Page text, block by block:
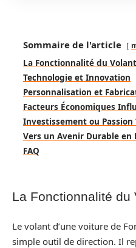
Sommaire de l'article
La Fonctionnalité du
Technologie et Innovation
Personnalisation et
Facteurs Économiques
Investissement ou Passion
Vers un Avenir Durable en
FAQ
La Fonctionnalité du
Le volant d’une voiture de
simple outil de direction. Il